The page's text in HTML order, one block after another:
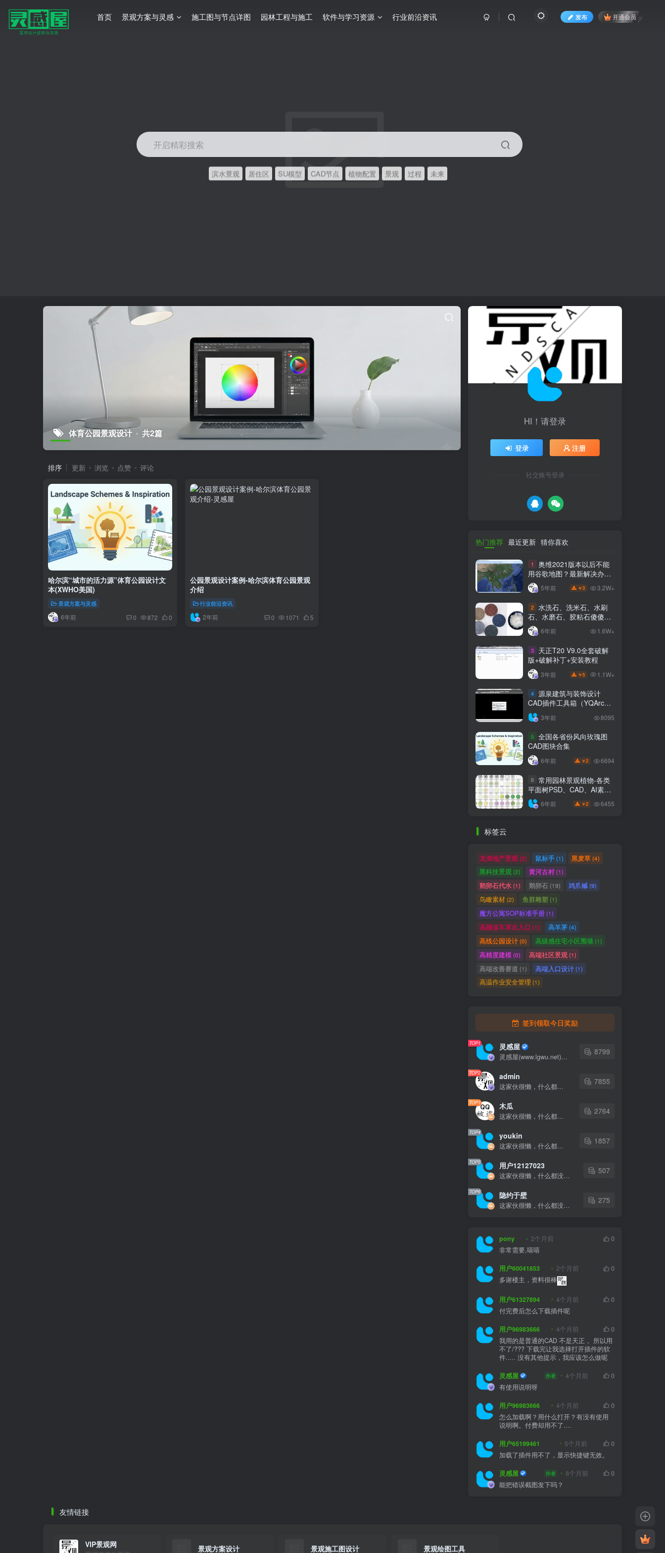
首页 景观方案与灵感 施工图与节点详图 园林工程与施工 软件与学习资源 行业前沿资讯 发布 开通会员
开启精彩搜索
滨水景观 居住区 SU模型 CAD节点 植物配置 景观 过程 未来
体育公园景观设计 共2篇
排序 更新 浏览 点赞 评论
哈尔滨“城市的活力源”体育公园设计文
本(XWHO美国)
景观方案与灵感
6年前 0 872 0
公园景观设计案例-哈尔滨体育公园景观
介绍
行业前沿资讯
2年前 0 1071 5
HI！请登录
登录 注册
社交账号登录
热门推荐 最近更新 猜你喜欢
1
奥维2021版本以后不能
用谷歌地图？最新解决办法
苹果安卓电脑
5年前 ￥3 3.2W+
2 水洗石、洗米石、水刷
石、水磨石、胶粘石傻傻分
不清楚
6年前 1.6W+
3
天正T20 V9.0全套破解
版+破解补丁+安装教程
3年前 ￥5 1.1W+
4 源泉建筑与装饰设计
CAD插件工具箱（YQArch
6.7.4）
3年前 8095
5 全国各省份风向玫瑰图
CAD图块合集
6年前 ￥2 6694
6 常用园林景观植物-各类
平面树PSD、CAD、AI素材
线稿
6年前 ￥2 6455
标签云
龙湖地产景观 (2) 鼠标手(1) 黑麦草(4)
黑科技景观(2) 黄河古村(1)
鹅卵石代水(1) 鹅卵石(19) 鸡爪槭(9)
鸟瞰素材(2) 鱼群雕塑 (1)
魔方公寓SOP标准手册(1)
高颜值车库出入口 (1) 高羊茅(4)
高线公园设计(0) 高级感住宅小区围墙(1)
高精度建模(0) 高端社区景观 (1)
高端改善赛道 (1) 高端入口设计(1)
高温作业安全管理 (1)
签到领取今日奖励
TOP1 灵感屋
灵感屋(www.lgwu.net)尽可能为每一位设计师提供更全面、更精致、更具有创意感的设计素材。努力成为景观设计师展示实力和互相学习的优质网络资源发布平台。
8799
TOP2 admin
这家伙很懒，什么都没有写...
7855
TOP3 木瓜
这家伙很懒，什么都没有写...
2764
TOP4 youkin
这家伙很懒，什么都没有写...
1857
TOP5 用户12127023
这家伙很懒，什么都没有写...
507
TOP6 隐约于壁
这家伙很懒，什么都没有写...
275
pony 2个月前
0
非常需要,嘻嘻
用户60041853 2个月前
0
多谢楼主，资料很棒
用户61327894 4个月前
0
付完费后怎么下载插件呢
用户96983666 4个月前
0
我用的是普通的CAD 不是天正， 所以用
不了/??? 下载完让我选择打开插件的软
件..... 没有其他提示，我应该怎么做呢
灵感屋 作者 4个月前
0
有使用说明呀
用户96983666 4个月前
0
怎么加载啊？用什么打开？有没有使用
说明啊。付费却用不了....
用户65199461 5个月前
0
加载了插件用不了，显示快捷键无效。
灵感屋 作者 8个月前
0
能把错误截图发下吗？
友情链接
VIP景观网 景观方案设计 景观施工图设计 景观绘图工具